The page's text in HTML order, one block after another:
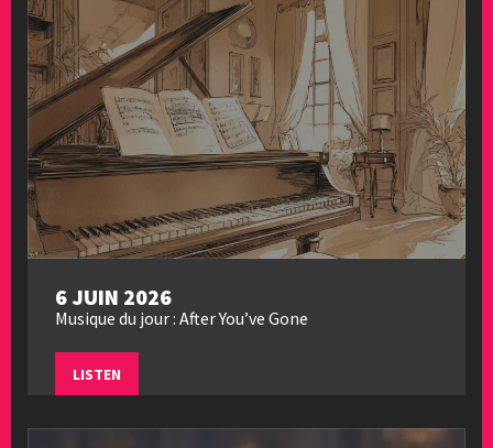
6 JUIN 2026
Musique du jour : After You’ve Gone
LISTEN